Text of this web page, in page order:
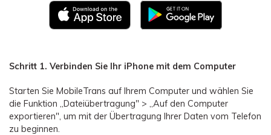
Schritt 1. Verbinden Sie Ihr iPhone mit dem Computer
Starten Sie MobileTrans auf Ihrem Computer und wählen Sie
die Funktion „Dateiübertragung" > „Auf den Computer
exportieren", um mit der Übertragung Ihrer Daten vom Telefon
zu beginnen.